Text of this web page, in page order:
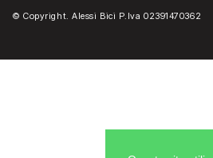
© Copyright. Alessi Bici P.Iva 02391470362